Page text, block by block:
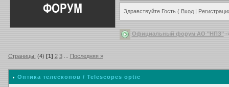
ФОРУМ Здравствуйте Гость ( Вход|
Официальный форум АО "НПЗ"-
Страницы: (4) [1] 2 3... Последняя »
Оптика телескопов / Telescopes optic